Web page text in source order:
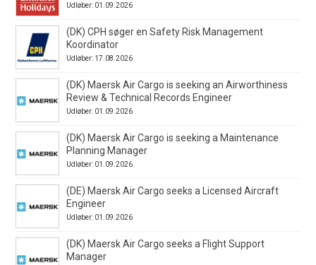
Udløber: 01.09.2026
(DK) CPH søger en Safety Risk Management
Koordinator
Udløber: 17.08.2026
(DK) Maersk Air Cargo is seeking an Airworthiness
Review & Technical Records Engineer
Udløber: 01.09.2026
(DK) Maersk Air Cargo is seeking a Maintenance
Planning Manager
Udløber: 01.09.2026
(DE) Maersk Air Cargo seeks a Licensed Aircraft
Engineer
Udløber: 01.09.2026
(DK) Maersk Air Cargo seeks a Flight Support
Manager